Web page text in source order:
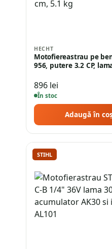
HECHT
Motofiereastrau pe
956, putere 3.2 CP,
896 lei
În stoc
Adaugă în
STIHL